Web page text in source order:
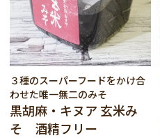
３種のスーパーフードをかけ合
わせた唯一無二のみそ
黒胡麻・キヌア 玄米み
そ 酒精フリー